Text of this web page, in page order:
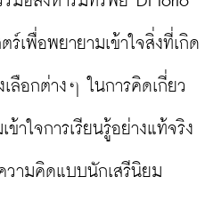
ร์เพื่อพยายามเข้าใจสิ่งที่เกิด
ลือกต่างๆ ในการคิดเกี่ยว
าใจการเรียนรู้อย่างแท้จริง
วามคิดแบบนักเสรีนิยม